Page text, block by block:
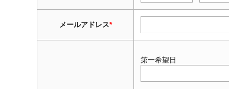
メールアドレス*
第一希望日